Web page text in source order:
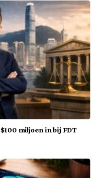
miljoen in bij FDT